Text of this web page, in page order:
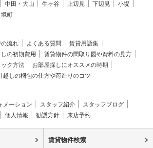
中田・大山 牛ヶ谷 上辺見 下辺見
小堤
境町
流れ よくある質問
賃貸用語集
の初期費用
賃貸物件の間取り図や資料の見方
ク方法
お部屋探しにオススメの時期
越しの梱包の仕方や荷造りのコツ
メーション スタッフ紹介
スタッフブログ
個人情報 勧誘方針 来店予約
賃貸物件検索